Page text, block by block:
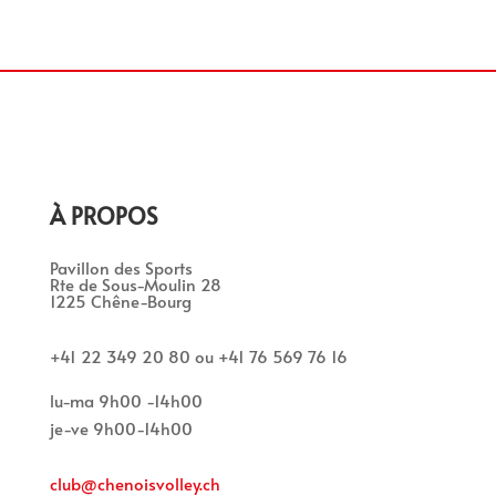
À PROPOS
Pavillon des Sports
Rte de Sous-Moulin 28
1225 Chêne-Bourg
+41 22 349 20 80 ou +41 76 569 76 16
lu-ma 9h00 -14h00
je-ve 9h00-14h00
club@chenoisvolley.ch